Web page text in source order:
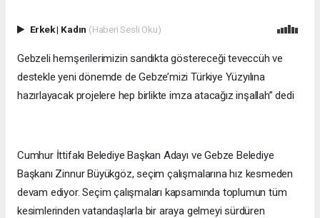
Erkek| Kadın (Haberi Sesli Oku)
Gebzeli hemşerilerimizin sandıkta göstereceği teveccüh ve
destekle yeni dönemde de Gebze’mizi Türkiye Yüzyılına
hazırlayacak projelere hep birlikte imza atacağız inşallah” dedi
Cumhur İttifakı Belediye Başkan Adayı ve Gebze Belediye
Başkanı Zinnur Büyükgöz, seçim çalışmalarına hız kesmeden
devam ediyor. Seçim çalışmaları kapsamında toplumun tüm
kesimlerinden vatandaşlarla bir araya gelmeyi sürdüren